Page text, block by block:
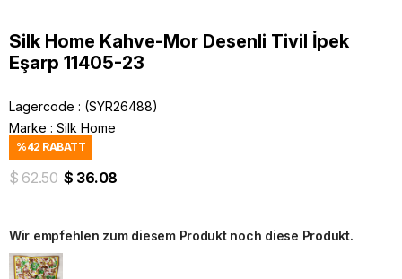
Silk Home Kahve-Mor Desenli Tivil İpek
Eşarp 11405-23
Lagercode
(SYR26488)
Marke : Silk Home
%42 RABATT
$ 62.50 $ 36.08
Wir empfehlen zum diesem Produkt noch diese Produkt.